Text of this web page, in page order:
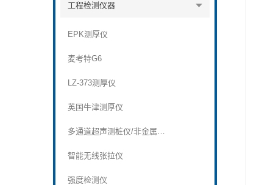
工程检测仪器
EPK测厚仪
麦考特G6
LZ-373测厚仪
英国牛津测厚仪
多通道超声测桩仪/非金属超声波检测仪
智能无线张拉仪
强度检测仪